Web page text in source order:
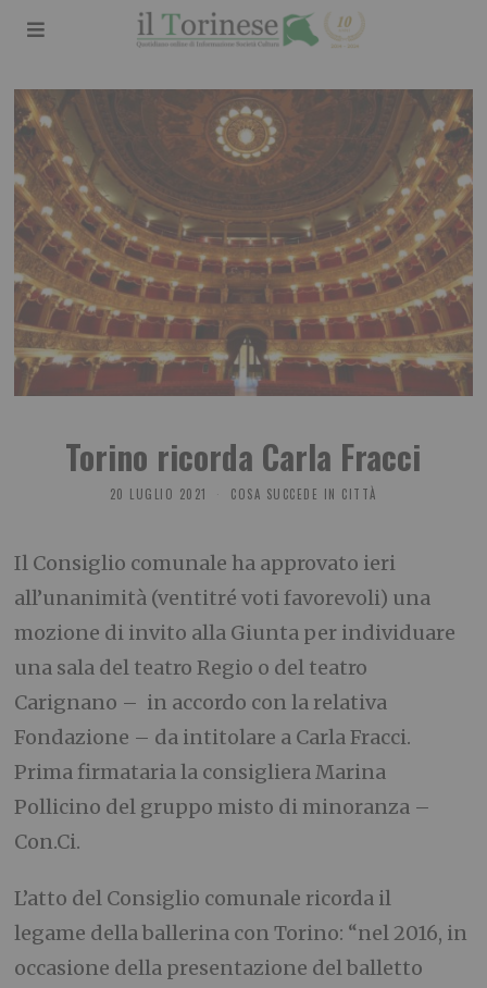
Torino ricorda Carla Fracci
20 LUGLIO 2021 COSA SUCCEDE IN CITTÀ
Il Consiglio comunale ha approvato ieri
all’unanimità (ventitré voti favorevoli) una
mozione di invito alla Giunta per individuare
una sala del teatro Regio o del teatro
Carignano – in accordo con la relativa
Fondazione – da intitolare a Carla Fracci.
Prima firmataria la consigliera Marina
Pollicino del gruppo misto di minoranza –
Con.Ci.
L’atto del Consiglio comunale ricorda il
legame della ballerina con Torino: “nel 2016, in
occasione della presentazione del balletto